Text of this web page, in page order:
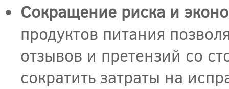
Сокращение риска и
продуктов питания
отзывов и претензий со
сократить затраты на